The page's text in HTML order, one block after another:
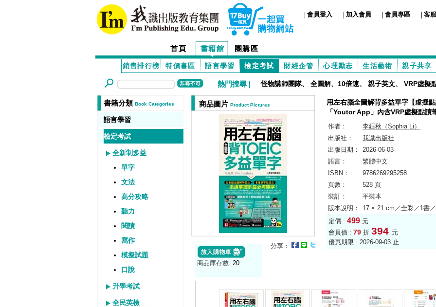
| 會員登入 | 加入會員 | 會員專區 | 客
首頁 書籍館 團購區
銷售排行榜 特價書區 語言學習 檢定考試 財經企管 心理勵志 生活藝術 親子共享
熱門搜尋 | 怪物講師團隊、 全圖解、10倍速、 親子英文、 VRP虛擬
書籍分類 Book Categories
語言學習
檢定考試
全新制多益
單字
文法
高分攻略
聽力
閱讀
寫作
模擬試題
口說
升學考試
全民英檢
商品圖片 Product Pictures
商品庫存數: 20
分享：
用左右腦全圖解背多益單字【虛擬
「Youtor App」內含VRP虛擬點讀
作者：
李鈺秋（Sophia Li）
出版社：
我識出版社
出版日期：
2026-06-03
語言：
繁體中文
ISBN：
9786269295258
頁數：
528 頁
裝訂：
平裝本
版本說明：
17 × 21 cm／全彩／1書
定價 : 499 元
會員價 : 79折 394 元
優惠期限 : 2026-09-03 止